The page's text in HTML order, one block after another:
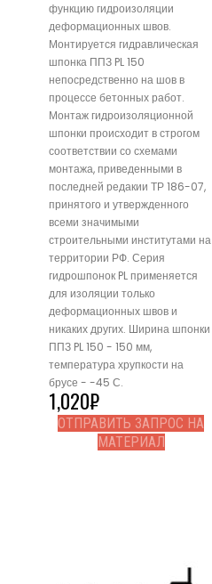
функцию гидроизоляции
деформационных швов.
Монтируется гидравлическая
шпонка ППЗ PL 150
непосредственно на шов в
процессе бетонных работ.
Монтаж гидроизоляционной
шпонки происходит в строгом
соответствии со схемами
монтажа, приведенными в
последней редакии ТР 186-07,
принятого и утвержденного
всеми значимыми
строительными институтами на
территории РФ. Серия
гидрошпонок PL применяется
для изоляции только
деформационных швов и
никаких других. Ширина шпонки
ППЗ PL 150 - 150 мм,
температура хрупкости на
брусе - -45 С.
1,020₽
ОТПРАВИТЬ ЗАПРОС НА
МАТЕРИАЛ